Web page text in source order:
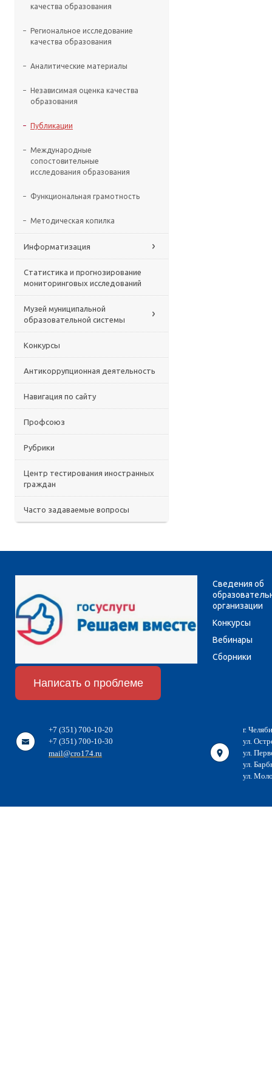
качества образования
Региональное исследование
качества образования
Аналитические материалы
Независимая оценка качества
образования
Публикации
Международные
сопостовительные
исследования образования
Функциональная грамотность
Методическая копилка
Информатизация
Статистика и прогнозирование
мониторинговых исследований
Музей муниципальной
образовательной системы
Конкурсы
Антикоррупционная деятельность
Навигация по сайту
Профсоюз
Рубрики
Центр тестирования иностранных
граждан
Часто задаваемые вопросы
Написать о проблеме
Сведения об
организации
Конкурсы
Вебинары
Сборники
+7 (351) 700-10-20
+7 (351) 700-10-30
mail@cro174.ru
г.
ул.
ул.
ул.
ул.